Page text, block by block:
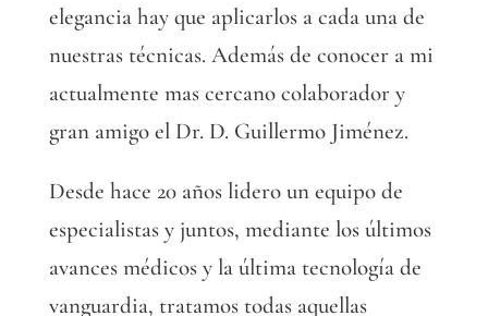
elegancia hay que aplicarlos a cada una de
nuestras técnicas. Además de conocer a mi
actualmente mas cercano colaborador y
gran amigo el Dr. D. Guillermo Jiménez.
Desde hace 20 años lidero un equipo de
especialistas y juntos, mediante los últimos
avances médicos y la última tecnología de
vanguardia, tratamos todas aquellas